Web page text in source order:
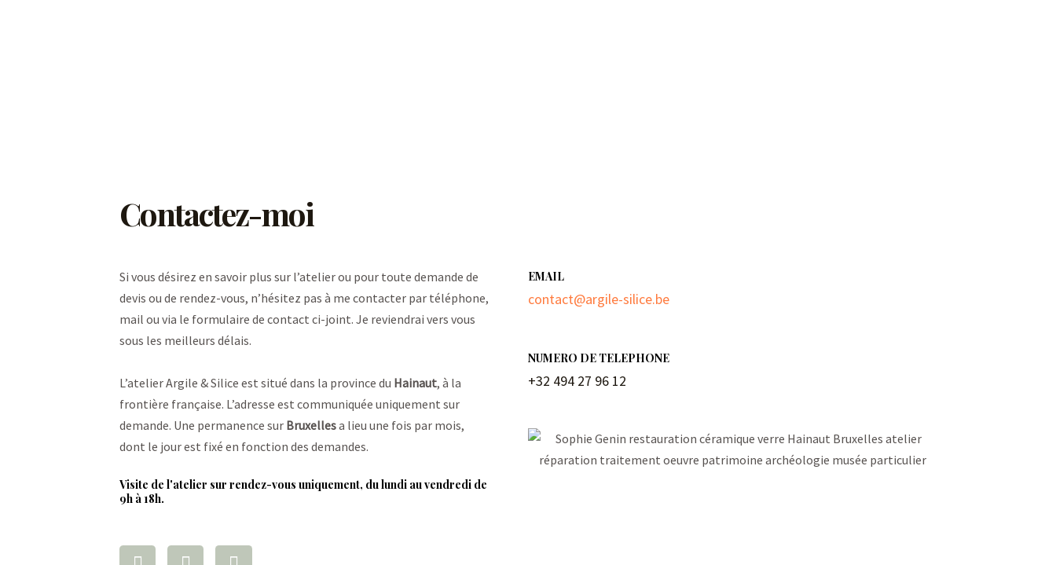
Contactez-moi
Si vous désirez en savoir plus sur l’atelier ou pour toute demande de
devis ou de rendez-vous, n’hésitez pas à me contacter par téléphone,
mail ou via le formulaire de contact ci-joint. Je reviendrai vers vous
sous les meilleurs délais.
L’atelier Argile & Silice est situé dans la province du Hainaut, à la
frontière française. L’adresse est communiquée uniquement sur
demande. Une permanence sur Bruxellesa lieu une fois par mois,
dont le jour est fixé en fonction des demandes.
Visite de l'atelier sur rendez-vous uniquement, du lundi au vendredi de
9h à 18h.
EMAIL
contact@argile-silice.be
NUMERO DE TELEPHONE
+32 494 27 96 12